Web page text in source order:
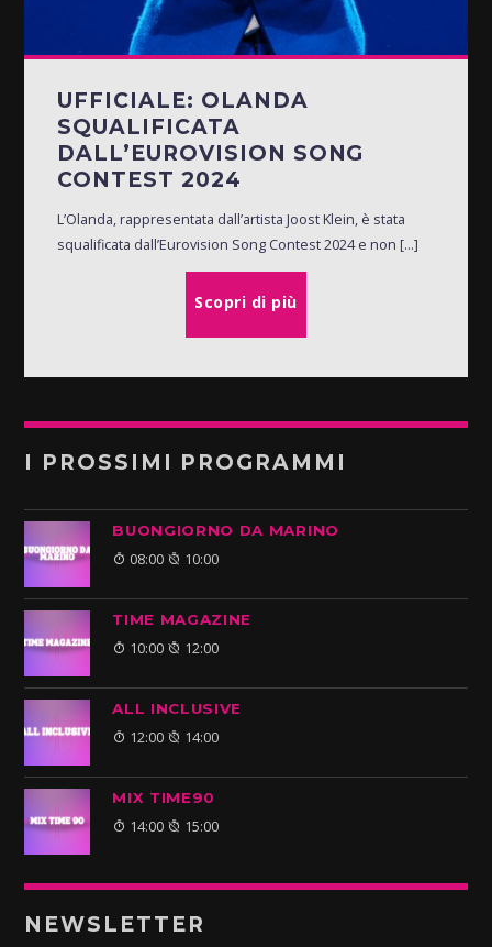
UFFICIALE: OLANDA
SQUALIFICATA
DALL’EUROVISION SONG
CONTEST 2024
L’Olanda, rappresentata dall’artista Joost Klein, è stata
squalificata dall’Eurovision Song Contest 2024 e non [...]
Scopri di più
I PROSSIMI PROGRAMMI
BUONGIORNO DA MARINO
08:00 10:00
TIME MAGAZINE
10:00 12:00
ALL INCLUSIVE
12:00 14:00
MIX TIME90
14:00 15:00
NEWSLETTER